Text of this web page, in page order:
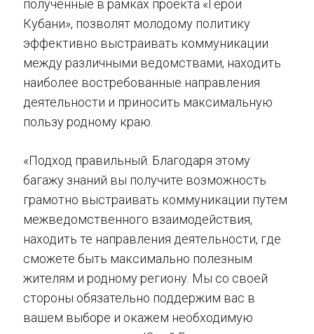
полученные в рамках проекта «Герои
Кубани», позволят молодому политику
эффективно выстраивать коммуникации
между различными ведомствами, находить
наиболее востребованные направления
деятельности и приносить максимальную
пользу родному краю.
«Подход правильный. Благодаря этому
багажу знаний вы получите возможность
грамотно выстраивать коммуникации путем
межведомственного взаимодействия,
находить те направления деятельности, где
сможете быть максимально полезным
жителям и родному региону. Мы со своей
стороны обязательно поддержим вас в
вашем выборе и окажем необходимую